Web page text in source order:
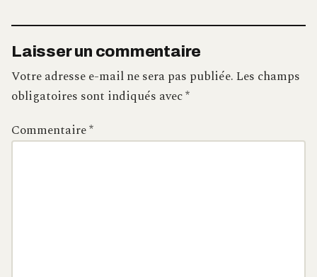
Laisser un commentaire
Votre adresse e-mail ne sera pas publiée.Les champs
obligatoires sont indiqués avec*
Commentaire*